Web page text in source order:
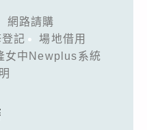
網路請購
記
場地借用
女中Newplus系統